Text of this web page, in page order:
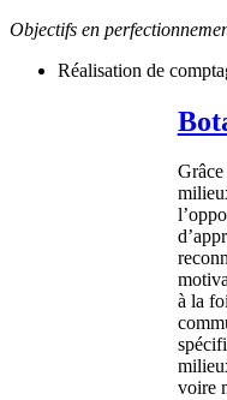
Objectifs en
Réalisation de
à la
voire